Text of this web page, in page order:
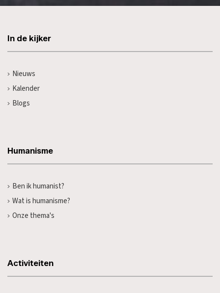
In de kijker
Nieuws
Kalender
Blogs
Humanisme
Ben ik humanist?
Wat is humanisme?
Onze thema's
Activiteiten